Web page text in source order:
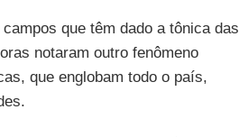
que têm dado a tônica das
notaram outro fenômeno
que englobam todo o país,